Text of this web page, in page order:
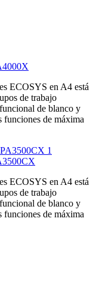
ECOSYS en A4 está
de trabajo
de blanco y
funciones de máxima
ECOSYS en A4 está
de trabajo
de blanco y
funciones de máxima